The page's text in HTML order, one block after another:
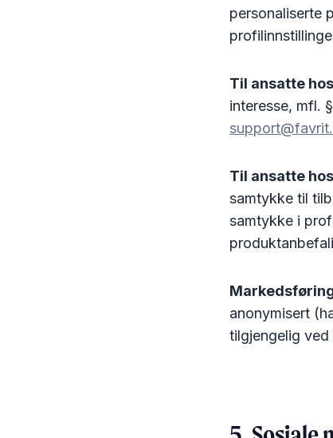
personaliserte
Til ansatte
interesse, mfl.
Til ansatte
samtykke til
samtykke i
anonymisert
tilgjengelig ved